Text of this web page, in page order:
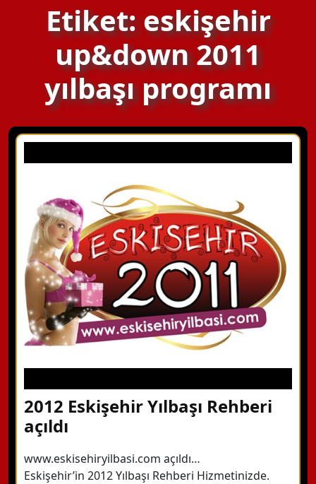
Etiket: eskişehir
up&down 2011
yılbaşı programı
2012 Eskişehir Yılbaşı Rehberi
açıldı
www.eskisehiryilbasi.com açıldı…
Eskişehir’in 2012 Yılbaşı Rehberi Hizmetinizde.